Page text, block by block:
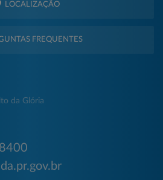
LOCALIZAÇÃO
FREQUENTES
da Glória